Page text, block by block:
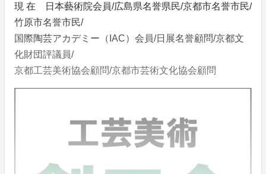
現 在 日本藝術院会員/広島県名誉県民/京都市名誉市民/
竹原市名誉市民/
国際陶芸アカデミー（IAC）会員/日展名誉顧問/京都文
化財団評議員/
京都工芸美術協会顧問/京都市芸術文化協会顧問